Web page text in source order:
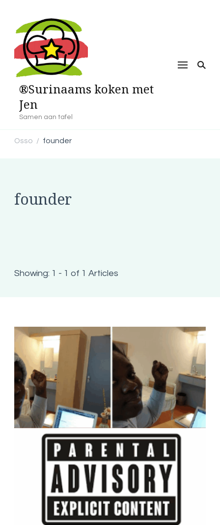
®Surinaams koken met
Jen
Samen aan tafel
Osso / founder
founder
Showing: 1 - 1 of 1 Articles